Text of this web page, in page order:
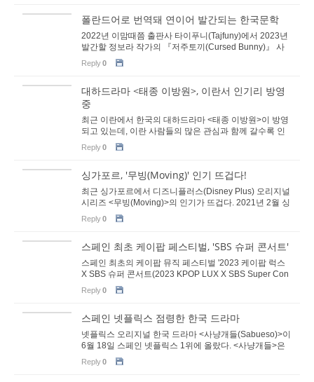
폴란드어로 번역돼 연이어 발간되는 한국문학
2022년 이맘때쯤 출판사 타이푸니(Tajfuny)에서 2023년
발간할 정보라 작가의 『저주토끼(Cursed Bunny)』 사
전 출판 행사가 주폴란드 한국문화원에서 열렸다. 얼...
Reply0
대하드라마 <태종 이방원>, 이란서 인기리 방영
중
최근 이란에서 한국의 대하드라마 <태종 이방원>이 방영
되고 있는데, 이란 사람들의 많은 관심과 함께 갈수록 인
기가 높아지고 있다. <태종 이방원>은 조선의 제3...
Reply0
싱가포르, '무빙(Moving)' 인기 뜨겁다!
최근 싱가포르에서 디즈니플러스(Disney Plus) 오리지널
시리즈 <무빙(Moving)>의 인기가 뜨겁다. 2021년 2월 싱
가포르에서 서비스를 시작한 디즈니플러스의 구독...
Reply0
스페인 최초 케이팝 페스티벌, 'SBS 슈퍼 콘서트'
스페인 최초의 케이팝 뮤직 페스티벌 '2023 케이팝 럭스
X SBS 슈퍼 콘서트(2023 KPOP LUX X SBS Super Con
cert in Madrid)'가 지난 7월 22일 마드리드 ...
Reply0
스페인 넷플릭스 점령한 한국 드라마
넷플릭스 오리지널 한국 드라마 <사냥개들(Sabueso)>이
6월 18일 스페인 넷플릭스 1위에 올랐다. <사냥개들>은
코로나19의 영향으로 자금 상황이 어려워져 무자비...
Reply0